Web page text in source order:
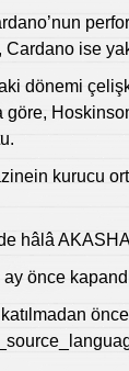
Cardano ise
dönemi
göre,
kurucu
hâlâ
önce